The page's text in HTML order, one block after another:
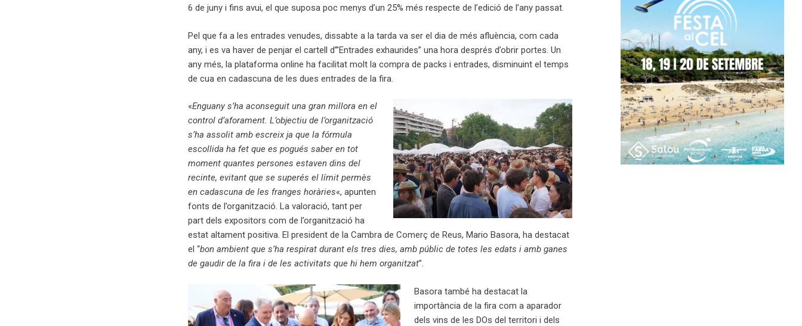
6 de juny i fins avui, el que suposa poc menys d’un 25% més respecte de l’edició de l’any passat.
Pel que fa a les entrades venudes, dissabte a la tarda va ser el dia de més afluència, com cada
any, i es va haver de penjar el cartell d’”Entrades exhaurides” una hora després d’obrir portes. Un
any més, la plataforma online ha facilitat molt la compra de packs i entrades, disminuint el temps
de cua en cadascuna de les dues entrades de la fira.
«Enguany s’ha aconseguit una gran millora en el
control d’aforament. L’objectiu de l’organització
s’ha assolit amb escreix ja que la fórmula
escollida ha fet que es pogués saber en tot
moment quantes persones estaven dins del
recinte, evitant que se superés el límit permès
en cadascuna de les franges horàries«, apunten
fonts de l’organització. La valoració, tant per
part dels expositors com de l’organització ha
estat altament positiva. El president de la Cambra de Comerç de Reus, Mario Basora, ha destacat
el “bon ambient que s’ha respirat durant els tres dies, amb públic de totes les edats i amb ganes
de gaudir de la fira i de les activitats que hi hem organitzat”.
Basora també ha destacat la
importància de la fira com a aparador
dels vins de les DOs del territori i dels